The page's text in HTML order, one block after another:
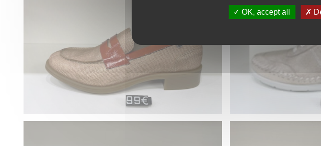
OK, accept all